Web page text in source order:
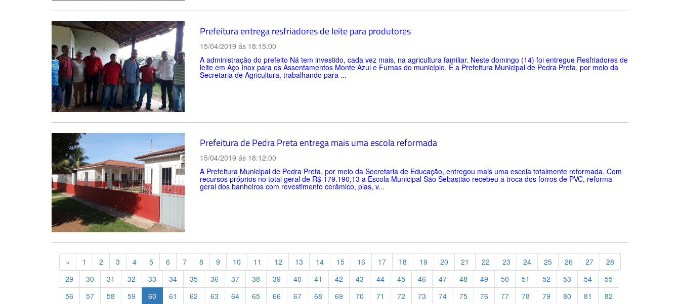
Prefeitura entrega resfriadores de leite para produtores
15/04/2019 ás 18:15:00
A administração do prefeito Ná tem investido, cada vez mais, na agricultura familiar. Neste domingo (14) foi entregue Resfriadores de
leite em Aço Inox para os Assentamentos Monte Azul e Furnas do município. É a Prefeitura Municipal de Pedra Preta, por meio da
Secretaria de Agricultura, trabalhando para ...
Prefeitura de Pedra Preta entrega mais uma escola reformada
15/04/2019 ás 18:12:00
A Prefeitura Municipal de Pedra Preta, por meio da Secretaria de Educação, entregou mais uma escola totalmente reformada. Com
recursos próprios no total geral de R$ 179.190,13 a Escola Municipal São Sebastião recebeu a troca dos forros de PVC, reforma
geral dos banheiros com revestimento cerâmico, pias, v...
« Previous
1 2 3 4 5 6 7 8 9 10 11 12 13 14 15 16 17 18 19 20 21 22 23 24 25 26 27
28
29
30 31 32 33 34 35 36 37 38 39 40 41 42 43 44 45 46 47 48 49 50 51 52 53 54
55
56
57 58 59 60 61 62 63 64 65 66 67 68 69 70 71 72 73 74 75 76 77 78 79 80 81
82